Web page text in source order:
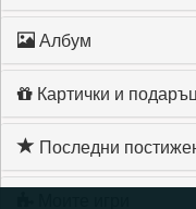
Албум
Картички и
Последни